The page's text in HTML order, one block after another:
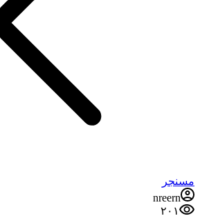
مسنجر
nreern
۲۰۱